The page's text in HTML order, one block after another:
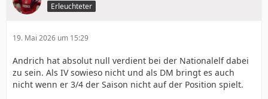
Erleuchteter
19. Mai 2026 um 15:29
Andrich hat absolut null verdient bei der Nationalelf dabei
zu sein. Als IV sowieso nicht und als DM bringt es auch
nicht wenn er 3/4 der Saison nicht auf der Position spielt.